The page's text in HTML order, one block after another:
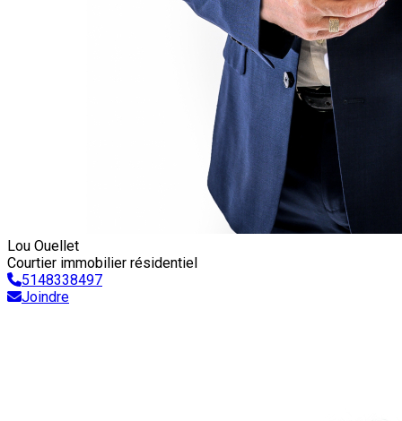
Lou Ouellet
Courtier immobilier résidentiel
5148338497
Joindre